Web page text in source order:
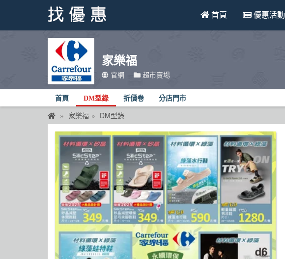
首頁 優惠活動
家樂福
官網 超市賣場
首頁 DM型錄 折價卷 分店門市
家樂福 DM型錄
找優惠